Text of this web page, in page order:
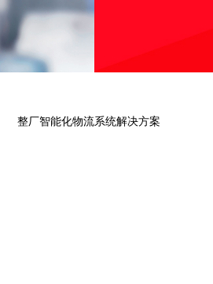
整厂智能化物流系统解决方案